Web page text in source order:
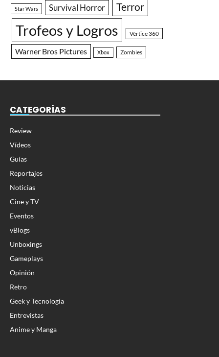
Star Wars Survival Horror Terror
Trofeos y Logros Vértice 360
Warner Bros Pictures Xbox Zombies
CATEGORÍAS
Review
Vídeos
Guías
Reportajes
Noticias
Cine y TV
Eventos
vBlogs
Unboxings
Gameplays
Opinión
Retro
Geek y Tecnología
Entrevistas
Anime y Manga